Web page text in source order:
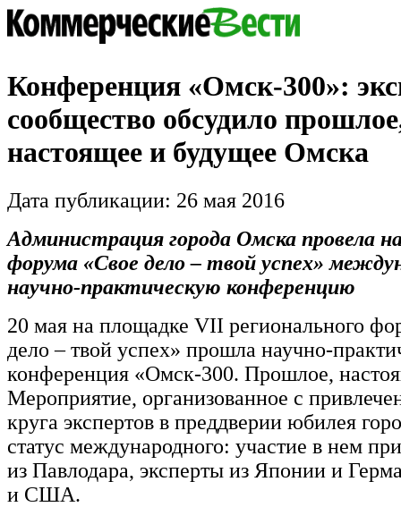
Конференция «Омск-300»:
сообщество обсудило
настоящее и будущее Омска
Дата публикации: 26 мая 2016
Администрация города Омска провела
форума «Свое дело – твой успех»
научно-практическую конференцию
20 мая на площадке VII регионального
дело – твой успех» прошла научно-
конференция «Омск-300. Прошлое,
Мероприятие, организованное с
круга экспертов в преддверии юбилея
статус международного: участие в нем
из Павлодара, эксперты из Японии и
и США.